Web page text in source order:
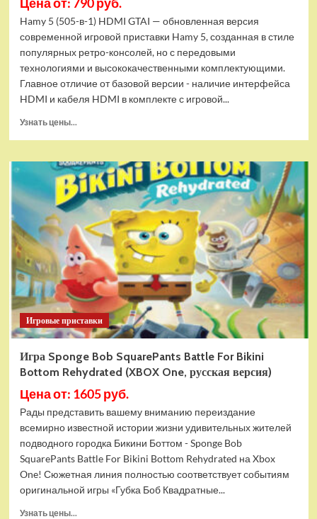
Hamy 5 (505-в-1) HDMI GTAI — обновленная версия
современной игровой приставки Hamy 5, созданная в стиле
популярных ретро-консолей, но с передовыми
технологиями и высококачественными комплектующими.
Главное отличие от базовой версии - наличие интерфейса
HDMI и кабеля HDMI в комплекте с игровой...
Узнать цены...
Игровая
приставка
Hamy
5
(505-
в-1)
HDMI
GTA
Игровые приставки
Игра Sponge Bob SquarePants Battle For Bikini
Bottom Rehydrated (XBOX One, русская версия)
Цена от: 1605 руб.
Рады представить вашему вниманию переиздание
всемирно известной истории жизни удивительных жителей
подводного городка Бикини Боттом - Sponge Bob
SquarePants Battle For Bikini Bottom Rehydrated на Xbox
One! Сюжетная линия полностью соответствует событиям
оригинальной игры «Губка Боб Квадратные...
Узнать цены...